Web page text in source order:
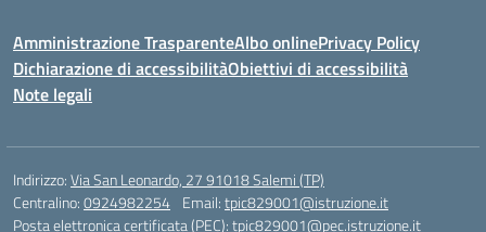
Amministrazione TrasparenteAlbo onlinePrivacy Policy
Dichiarazione di accessibilitàObiettivi di accessibilità
Note legali
Indirizzo:Via San Leonardo, 27 91018 Salemi (TP)
Centralino:0924982254 Email:tpic829001@istruzione.it
Posta elettronica certificata (PEC):tpic829001@pec.istruzione.it